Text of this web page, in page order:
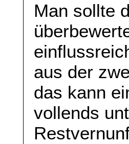
Man sollte
aus der
das kann
vollends